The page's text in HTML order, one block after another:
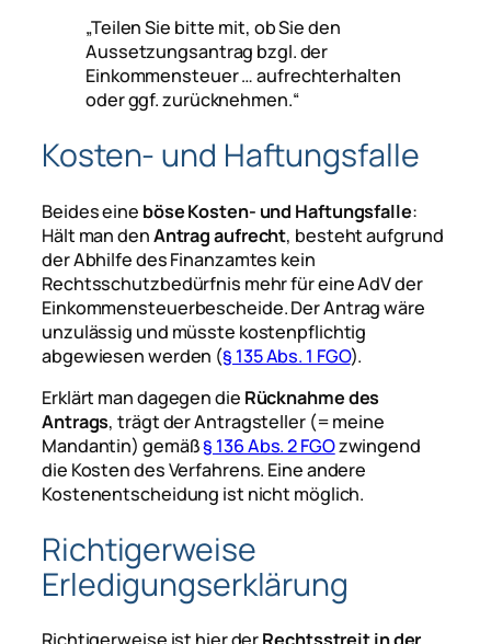
„Teilen Sie bitte mit, ob Sie den
Aussetzungsantrag bzgl. der
Einkommensteuer … aufrechterhalten
oder ggf. zurücknehmen.“
Kosten- und Haftungsfalle
Beides eine böse Kosten- und Haftungsfalle:
Hält man denAntragaufrecht, besteht aufgrund
der Abhilfe des Finanzamtes kein
Rechtsschutzbedürfnis mehr für eine AdV der
Einkommensteuerbescheide. Der Antrag wäre
unzulässig und müsste kostenpflichtig
abgewiesen werden (§ 135 Abs. 1 FGO).
Erklärt man dagegen die Rücknahme des
Antrags, trägt der Antragsteller (= meine
Mandantin) gemäß§ 136 Abs. 2 FGOzwingend
die Kosten des Verfahrens. Eine andere
Kostenentscheidung ist nicht möglich.
Richtigerweise
Erledigungserklärung